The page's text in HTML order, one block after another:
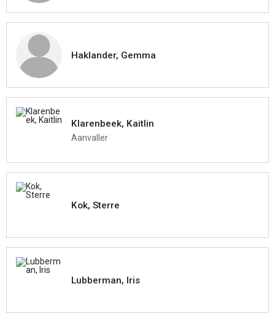
Haklander, Gemma
Klarenbeek, Kaitlin
Aanvaller
Kok, Sterre
Lubberman, Iris